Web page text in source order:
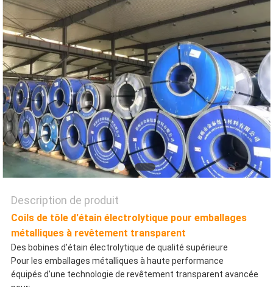
DEMANDEZ
UNE
CITATION
PLAN
DU
SITE
POLITIQUE
DE
CONFIDENTIALITÉ
Description de produit
Coils de tôle d'étain électrolytique pour emballages
métalliques à revêtement transparent
Des bobines d'étain électrolytique de qualité supérieure
Pour les emballages métalliques à haute performance
équipés d'une technologie de revêtement transparent avancée